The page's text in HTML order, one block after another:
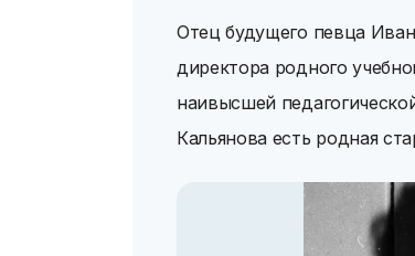
Отец будущего певца
директора родного
наивысшей
Кальянова есть родная